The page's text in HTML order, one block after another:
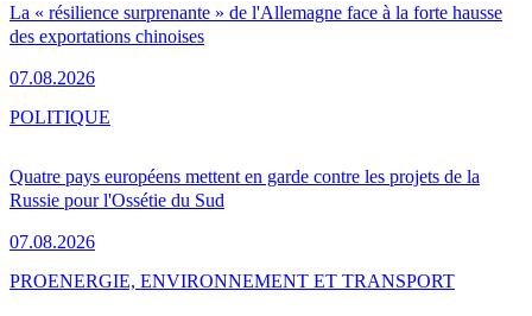
La « résilience surprenante » de l'Allemagne face à la forte hausse
des exportations chinoises
07.08.2026
Quatre pays européens mettent en garde contre les projets de la
Russie pour l'Ossétie du Sud
07.08.2026
POLITIQUE
PROENERGIE, ENVIRONNEMENT ET TRANSPORT